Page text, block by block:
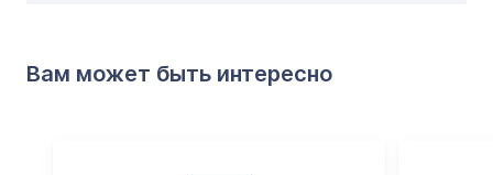
Вам может быть интересно